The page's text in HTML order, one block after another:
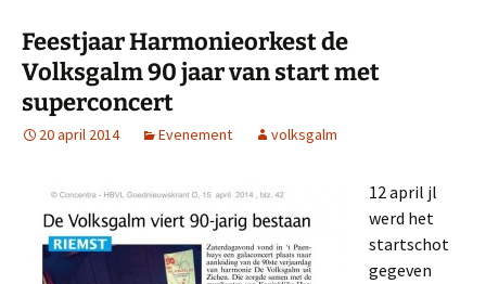
Feestjaar Harmonieorkest de
Volksgalm 90 jaar van start met
superconcert
20 april 2014 Evenement volksgalm
12 april jl
werd het
startschot
gegeven